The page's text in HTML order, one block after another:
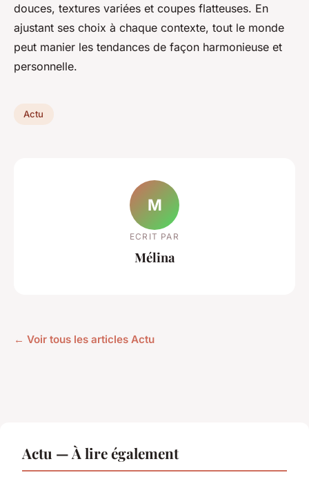
douces, textures variées et coupes flatteuses. En
ajustant ses choix à chaque contexte, tout le monde
peut manier les tendances de façon harmonieuse et
personnelle.
Actu
M
ECRIT PAR
Mélina
← Voir tous les articles Actu
Actu — À lire également